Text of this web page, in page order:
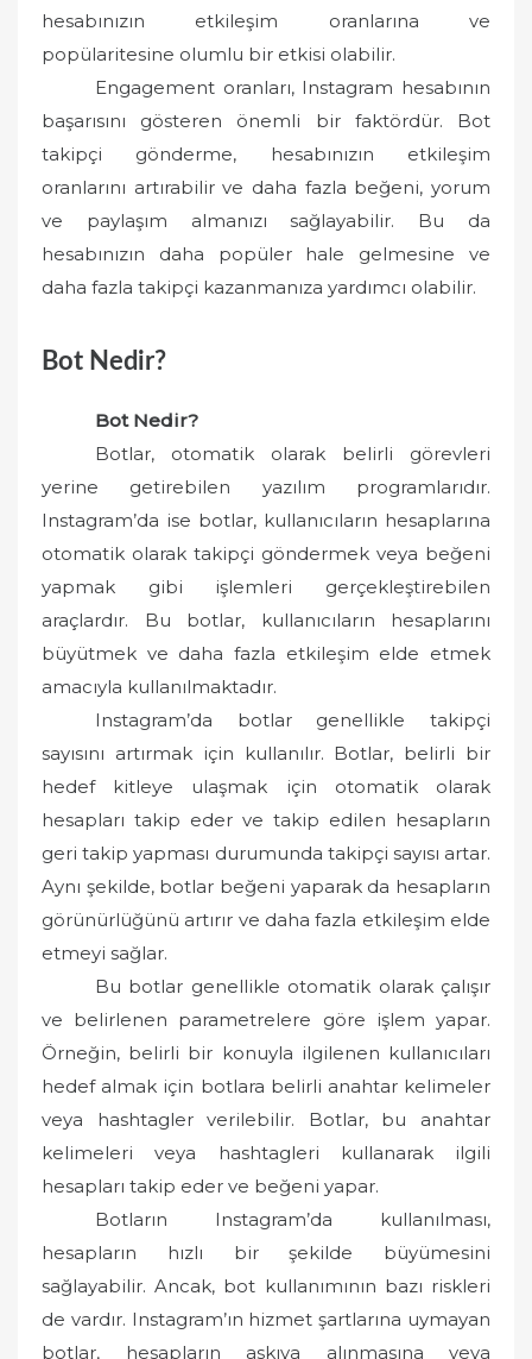
hesabınızın etkileşim oranlarına ve
popülaritesine olumlu bir etkisi olabilir.
Engagement oranları, Instagram hesabının
başarısını gösteren önemli bir faktördür. Bot
takipçi gönderme, hesabınızın etkileşim
oranlarını artırabilir ve daha fazla beğeni, yorum
ve paylaşım almanızı sağlayabilir. Bu da
hesabınızın daha popüler hale gelmesine ve
daha fazla takipçi kazanmanıza yardımcı olabilir.
Bot Nedir?
Bot Nedir?
Botlar, otomatik olarak belirli görevleri
yerine getirebilen yazılım programlarıdır.
Instagram’da ise botlar, kullanıcıların hesaplarına
otomatik olarak takipçi göndermek veya beğeni
yapmak gibi işlemleri gerçekleştirebilen
araçlardır. Bu botlar, kullanıcıların hesaplarını
büyütmek ve daha fazla etkileşim elde etmek
amacıyla kullanılmaktadır.
Instagram’da botlar genellikle takipçi
sayısını artırmak için kullanılır. Botlar, belirli bir
hedef kitleye ulaşmak için otomatik olarak
hesapları takip eder ve takip edilen hesapların
geri takip yapması durumunda takipçi sayısı artar.
Aynı şekilde, botlar beğeni yaparak da hesapların
görünürlüğünü artırır ve daha fazla etkileşim elde
etmeyi sağlar.
Bu botlar genellikle otomatik olarak çalışır
ve belirlenen parametrelere göre işlem yapar.
Örneğin, belirli bir konuyla ilgilenen kullanıcıları
hedef almak için botlara belirli anahtar kelimeler
veya hashtagler verilebilir. Botlar, bu anahtar
kelimeleri veya hashtagleri kullanarak ilgili
hesapları takip eder ve beğeni yapar.
Botların Instagram’da kullanılması,
hesapların hızlı bir şekilde büyümesini
sağlayabilir. Ancak, bot kullanımının bazı riskleri
de vardır. Instagram’ın hizmet şartlarına uymayan
botlar, hesapların askıya alınmasına veya